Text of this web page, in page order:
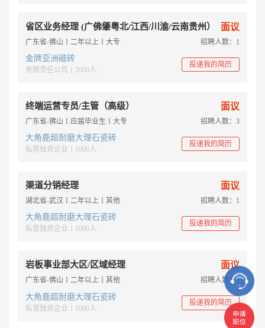
省区业务经理 (广佛肇粤北/江西/川渝/云南贵州） 面议
广东省-佛山丨二年以上丨大专 招聘人数：1
金牌亚洲磁砖
有限责任公司丨2000人
投递我的简历
终端运营专员/主管（高级） 面议
广东省-佛山丨应届毕业生丨大专 招聘人数：3
大角鹿超耐磨大理石瓷砖
私营独资企业丨1000人
投递我的简历
渠道分销经理 面议
湖北省-武汉丨二年以上丨其他 招聘人数：1
大角鹿超耐磨大理石瓷砖
私营独资企业丨1000人
投递我的简历
岩板事业部大区/区域经理 面议
广东省-佛山丨二年以上丨其他 招聘人数：1
大角鹿超耐磨大理石瓷砖
私营独资企业丨1000人
投递我的简历